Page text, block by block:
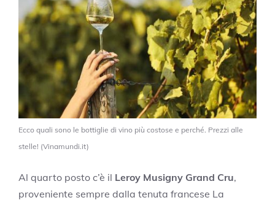
Ecco quali sono le bottiglie di vino più costose e perché. Prezzi alle
stelle! (Vinamundi.it)
Al quarto posto c’è il Leroy Musigny Grand Cru,
proveniente sempre dalla tenuta francese La